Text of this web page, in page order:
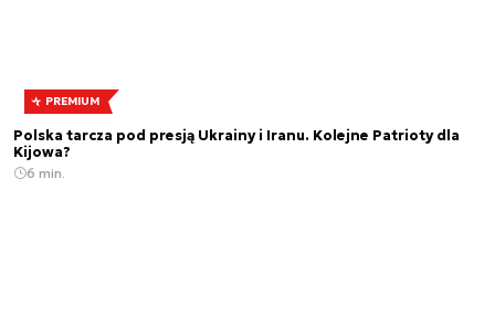
PREMIUM
Polska tarcza pod presją Ukrainy i Iranu. Kolejne Patrioty dla
Kijowa?
6 min.